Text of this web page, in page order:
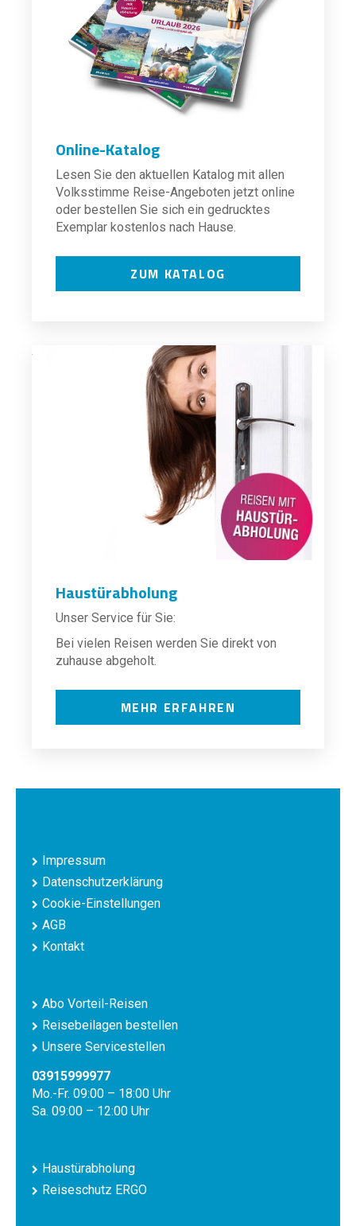
Online-Katalog
Lesen Sie den aktuellen Katalog mit allen
Volksstimme Reise-Angeboten jetzt online
oder bestellen Sie sich ein gedrucktes
Exemplar kostenlos nach Hause.
ZUM KATALOG
Haustürabholung
Unser Service für Sie:
Bei vielen Reisen werden Sie direkt von
zuhause abgeholt.
MEHR ERFAHREN
Impressum
Datenschutzerklärung
Cookie-Einstellungen
AGB
Kontakt
Abo Vorteil-Reisen
Reisebeilagen bestellen
Unsere Servicestellen
03915999977
Mo.-Fr. 09:00 – 18:00 Uhr
Sa. 09:00 – 12:00 Uhr
Haustürabholung
Reiseschutz ERGO